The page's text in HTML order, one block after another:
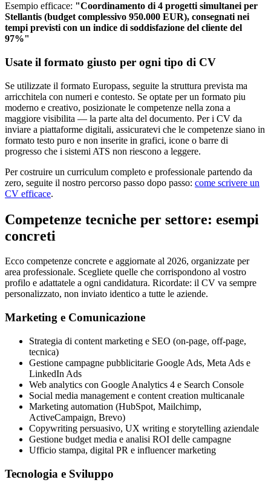
Esempio efficace: "Coordinamento di 4 progetti simultanei per
Stellantis (budget complessivo 950.000 EUR), consegnati nei
tempi previsti con un indice di soddisfazione del cliente del
97%"
Usate il formato giusto per ogni tipo di CV
Se utilizzate il formato Europass, seguite la struttura prevista ma
arricchitela con numeri e contesto. Se optate per un formato piu
moderno e creativo, posizionate le competenze nella zona a
maggiore visibilita — la parte alta del documento. Per i CV da
inviare a piattaforme digitali, assicuratevi che le competenze siano in
formato testo puro e non inserite in grafici, icone o barre di
progresso che i sistemi ATS non riescono a leggere.
Per costruire un curriculum completo e professionale partendo da
zero, seguite il nostro percorso passo dopo passo: come scrivere un
CV efficace.
Competenze tecniche per settore: esempi
concreti
Ecco competenze concrete e aggiornate al 2026, organizzate per
area professionale. Scegliete quelle che corrispondono al vostro
profilo e adattatele a ogni candidatura. Ricordate: il CV va sempre
personalizzato, non inviato identico a tutte le aziende.
Marketing e Comunicazione
Strategia di content marketing e SEO (on-page, off-page,
tecnica)
Gestione campagne pubblicitarie Google Ads, Meta Ads e
LinkedIn Ads
Web analytics con Google Analytics 4 e Search Console
Social media management e content creation multicanale
Marketing automation (HubSpot, Mailchimp,
ActiveCampaign, Brevo)
Copywriting persuasivo, UX writing e storytelling aziendale
Gestione budget media e analisi ROI delle campagne
Ufficio stampa, digital PR e influencer marketing
Tecnologia e Sviluppo